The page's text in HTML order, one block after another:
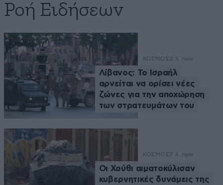
Ροή Ειδήσεων
ΚΟΣΜΟΣ2 λ. πριν
Λίβανος: Το Ισραήλ
αρνείται να ορίσει νέες
ζώνες για την αποχώρηση
των στρατευμάτων του
ΚΟΣΜΟΣ7 λ. πριν
Οι Χούθι αιματοκύλισαν
κυβερνητικές δυνάμεις της